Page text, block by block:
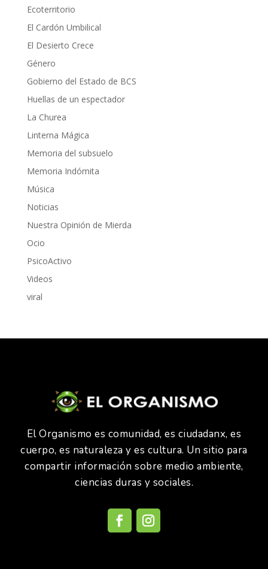
Ecoterritorio
El Cardón Umbilical
El Desierto Crece
Género
Gobierno del Estado de BCS
Huellas de un espectador
La Churea
Linterna Mágica
Memoria del subsuelo
Memoria Indómita
Música
Noticias
Nuestra Opinión de Mierda
Ocio
PsicoActivo
Videos
viral
El Organismo es comunidad, es ciudadanx, es
cuerpo, es naturaleza y es cultura. Un sitio para
compartir información sobre medio ambiente,
ciencias duras y sociales.